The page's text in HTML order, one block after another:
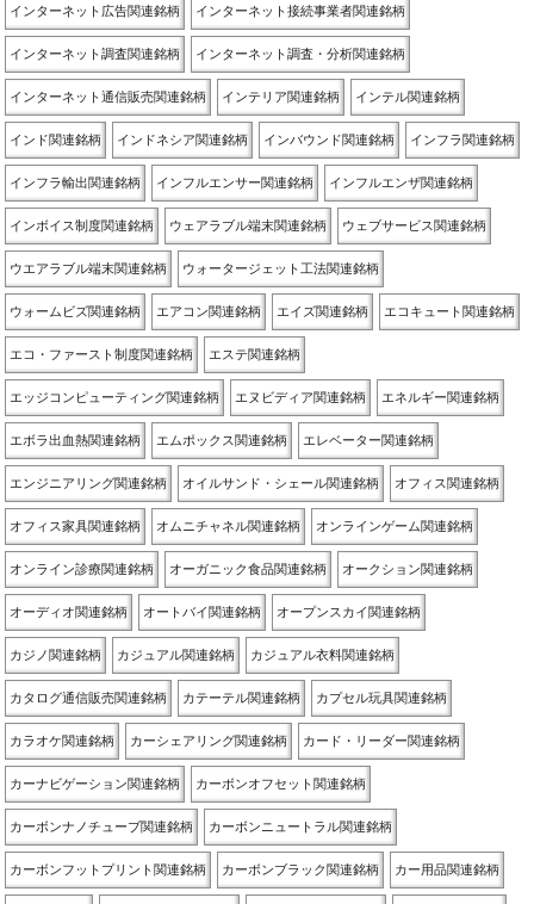
インターネット広告関連銘柄 インターネット接続事業者関連銘柄
インターネット調査関連銘柄 インターネット調査・分析関連銘柄
インターネット通信販売関連銘柄 インテリア関連銘柄 インテル関連銘柄
インド関連銘柄 インドネシア関連銘柄 インバウンド関連銘柄 インフラ関連銘柄
インフラ輸出関連銘柄 インフルエンサー関連銘柄 インフルエンザ関連銘柄
インボイス制度関連銘柄 ウェアラブル端末関連銘柄 ウェブサービス関連銘柄
ウエアラブル端末関連銘柄 ウォータージェット工法関連銘柄
ウォームビズ関連銘柄 エアコン関連銘柄 エイズ関連銘柄 エコキュート関連銘柄
エコ・ファースト制度関連銘柄 エステ関連銘柄
エッジコンピューティング関連銘柄 エヌビディア関連銘柄 エネルギー関連銘柄
エボラ出血熱関連銘柄 エムポックス関連銘柄 エレベーター関連銘柄
エンジニアリング関連銘柄 オイルサンド・シェール関連銘柄 オフィス関連銘柄
オフィス家具関連銘柄 オムニチャネル関連銘柄 オンラインゲーム関連銘柄
オンライン診療関連銘柄 オーガニック食品関連銘柄 オークション関連銘柄
オーディオ関連銘柄 オートバイ関連銘柄 オープンスカイ関連銘柄
カジノ関連銘柄 カジュアル関連銘柄 カジュアル衣料関連銘柄
カタログ通信販売関連銘柄 カテーテル関連銘柄 カプセル玩具関連銘柄
カラオケ関連銘柄 カーシェアリング関連銘柄 カード・リーダー関連銘柄
カーナビゲーション関連銘柄 カーボンオフセット関連銘柄
カーボンナノチューブ関連銘柄 カーボンニュートラル関連銘柄
カーボンフットプリント関連銘柄 カーボンブラック関連銘柄 カー用品関連銘柄